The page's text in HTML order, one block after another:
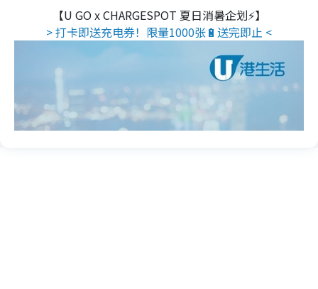
【U GO x CHARGESPOT 夏日消暑企划⚡】
> 打卡即送充电券！限量1000张🔋送完即止 <